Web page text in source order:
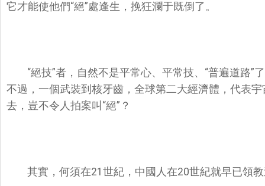
它才能使他們“絕”處逢生，挽狂瀾于既倒了。
“絕技”者，自然不是平常心、平常技、“普遍道路
不過，一個武裝到核牙齒，全球第二大經濟體，代表
去，豈不令人拍案叫“絕”？
其實，何須在21世紀，中國人在20世紀就早已領